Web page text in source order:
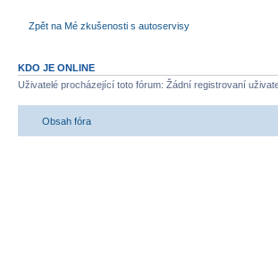
Zpět na Mé zkušenosti s autoservisy
KDO JE ONLINE
Uživatelé procházející toto fórum: Žádní registrovaní
Obsah fóra